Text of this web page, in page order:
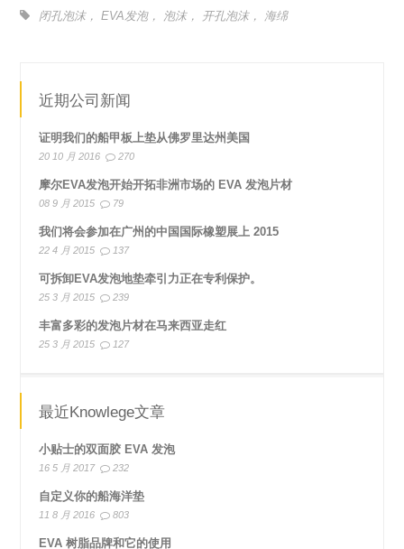
闭孔泡沫，EVA发泡， 泡沫， 开孔泡沫， 海绵
近期公司新闻
证明我们的船甲板上垫从佛罗里达州美国
20 10 月 2016 270
摩尔EVA发泡开始开拓非洲市场的 EVA 发泡片材
08 9 月 2015 79
我们将会参加在广州的中国国际橡塑展上 2015
22 4 月 2015 137
可拆卸EVA发泡地垫牵引力正在专利保护。
25 3 月 2015 239
丰富多彩的发泡片材在马来西亚走红
25 3 月 2015 127
最近Knowlege文章
小贴士的双面胶 EVA 发泡
16 5 月 2017 232
自定义你的船海洋垫
11 8 月 2016 803
EVA 树脂品牌和它的使用